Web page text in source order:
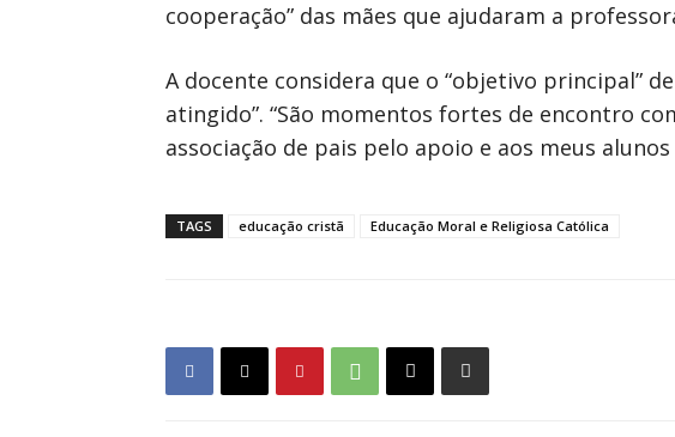
cooperação” das mães que ajudaram a
A docente considera que o “objetivo principal”
atingido”. “São momentos fortes de encontro
associação de pais pelo apoio e aos meus
TAGS educação cristã Educação Moral e Religiosa Católica